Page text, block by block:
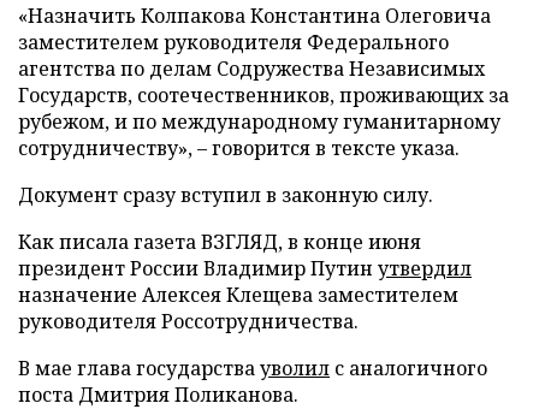
«Назначить Колпакова Константина Олеговича
заместителем руководителя Федерального
агентства по делам Содружества Независимых
Государств, соотечественников, проживающих за
рубежом, и по международному гуманитарному
сотрудничеству», – говорится в тексте указа.
Документ сразу вступил в законную силу.
Как писала газета ВЗГЛЯД, в конце июня
президент России Владимир Путин утвердил
назначение Алексея Клещева заместителем
руководителя Россотрудничества.
В мае глава государствауволил с аналогичного
поста Дмитрия Поликанова.